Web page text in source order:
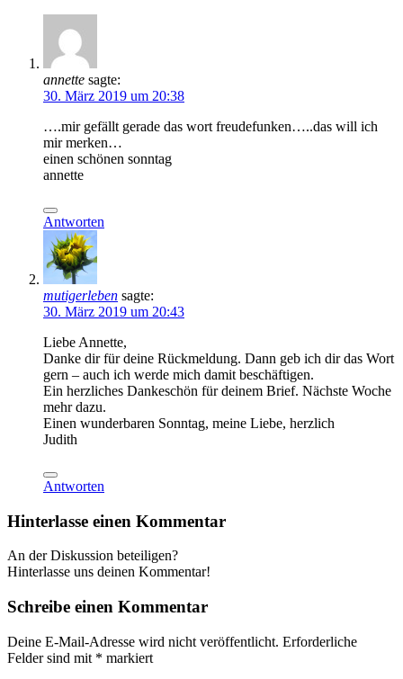
annette sagte:
30. März 2019 um 20:38
….mir gefällt gerade das wort freudefunken…..das will ich
mir merken…
einen schönen sonntag
annette
Antworten
mutigerleben sagte:
30. März 2019 um 20:43
Liebe Annette,
Danke dir für deine Rückmeldung. Dann geb ich dir das Wort
gern – auch ich werde mich damit beschäftigen.
Ein herzliches Dankeschön für deinem Brief. Nächste Woche
mehr dazu.
Einen wunderbaren Sonntag, meine Liebe, herzlich
Judith
Antworten
Hinterlasse einen Kommentar
An der Diskussion beteiligen?
Hinterlasse uns deinen Kommentar!
Schreibe einen Kommentar
Deine E-Mail-Adresse wird nicht veröffentlicht. Erforderliche
Felder sind mit * markiert